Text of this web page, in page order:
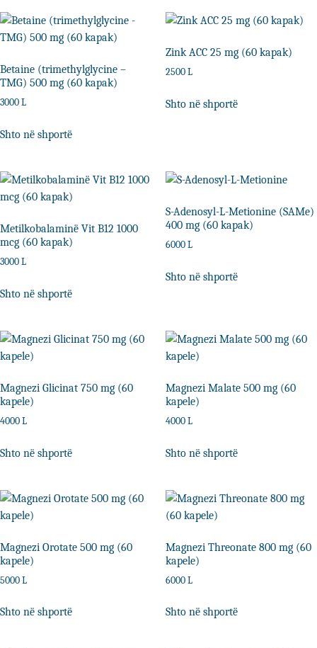
Betaine (trimethylglycine –
TMG) 500 mg (60 kapak)
3000 L
Shto në shportë
Zink ACC 25 mg (60 kapak)
2500 L
Shto në shportë
Metilkobalaminë Vit B12 1000
mcg (60 kapak)
3000 L
Shto në shportë
S-Adenosyl-L-Metionine (SAMe)
400 mg (60 kapak)
6000 L
Shto në shportë
Magnezi Glicinat 750 mg (60
kapele)
4000 L
Shto në shportë
Magnezi Malate 500 mg (60
kapele)
4000 L
Shto në shportë
Magnezi Orotate 500 mg (60
kapele)
5000 L
Shto në shportë
Magnezi Threonate 800 mg (60
kapele)
6000 L
Shto në shportë